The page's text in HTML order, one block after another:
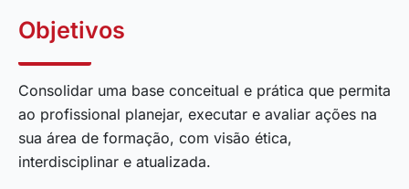
Objetivos
Consolidar uma base conceitual e prática que permita
ao profissional planejar, executar e avaliar ações na
sua área de formação, com visão ética,
interdisciplinar e atualizada.